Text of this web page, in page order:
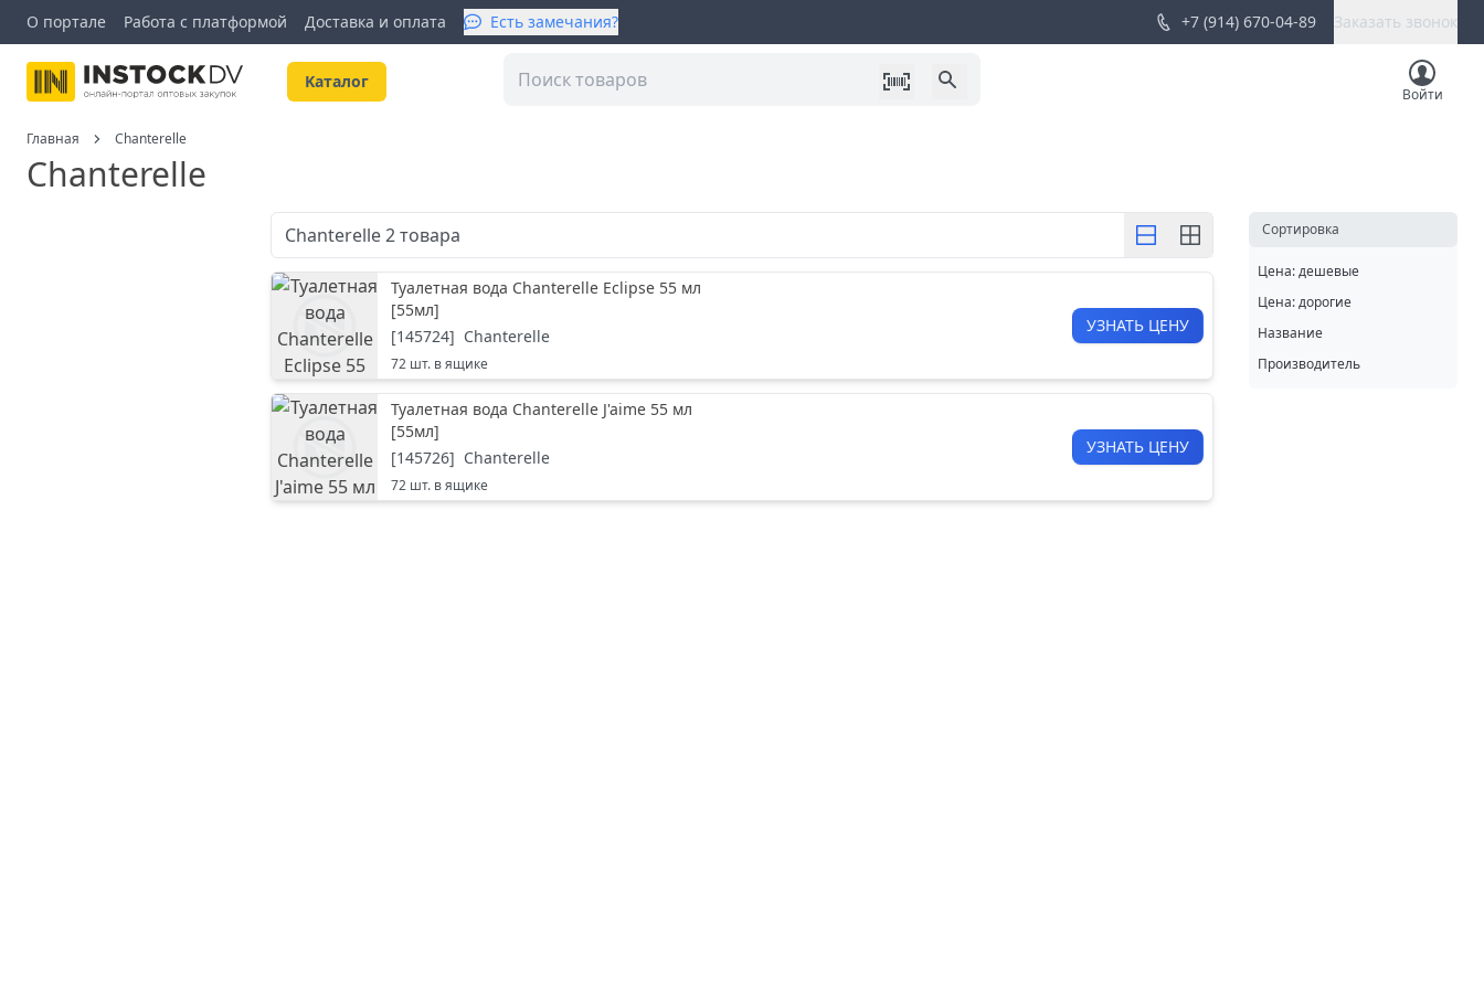
О портале Работа с платформой Доставка и оплата Есть замечания? +7 (914) 670-04-89 Заказать звонок
Kаталог
Войти
Главная Chanterelle
Chanterelle
Chanterelle2товара
Туалетная вода Chanterelle Eclipse 55 мл
[55мл]
[145724] Chanterelle
72 шт. в ящике
УЗНАТЬ ЦЕНУ
Туалетная вода Chanterelle J'aime 55 мл
[55мл]
[145726] Chanterelle
72 шт. в ящике
УЗНАТЬ ЦЕНУ
Cортировка
Цена: дешевые
Цена: дорогие
Название
Производитель